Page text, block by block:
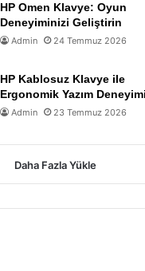
HP Omen Klavye: Oyun
Deneyiminizi Geliştirin
Admin 24 Temmuz 2026
HP Kablosuz Klavye ile
Ergonomik Yazım Deneyimi
Admin 23 Temmuz 2026
Daha Fazla Yükle